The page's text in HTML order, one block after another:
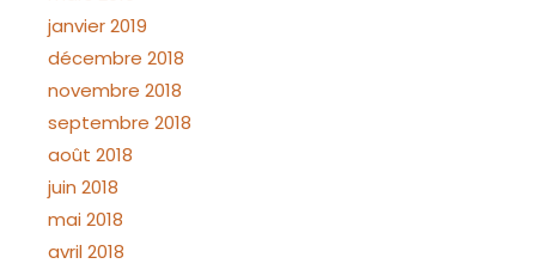
janvier 2019
décembre 2018
novembre 2018
septembre 2018
août 2018
juin 2018
mai 2018
avril 2018